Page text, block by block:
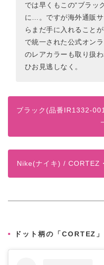
では早くもこの“ブラッ
に…。ですが海外通販
らまだ手に入れること
で統一された公式オン
のレアカラーも取り扱
ひお見逃しなく。
ブラック(品番IR1332-
Nike(ナイキ) / CORTEZ
ドット柄の「CORTEZ